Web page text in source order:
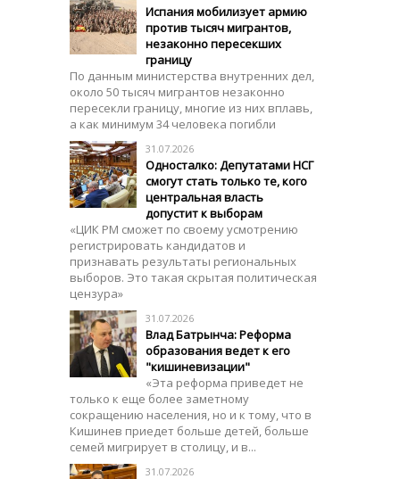
Испания мобилизует армию
против тысяч мигрантов,
незаконно пересекших
границу
По данным министерства внутренних дел,
около 50 тысяч мигрантов незаконно
пересекли границу, многие из них вплавь,
а как минимум 34 человека погибли
31.07.2026
Односталко: Депутатами НСГ
смогут стать только те, кого
центральная власть
допустит к выборам
«ЦИК РМ сможет по своему усмотрению
регистрировать кандидатов и
признавать результаты региональных
выборов. Это такая скрытая политическая
цензура»
31.07.2026
Влад Батрынча: Реформа
образования ведет к его
"кишиневизации"
«Эта реформа приведет не
только к еще более заметному
сокращению населения, но и к тому, что в
Кишинев приедет больше детей, больше
семей мигрирует в столицу, и в...
31.07.2026